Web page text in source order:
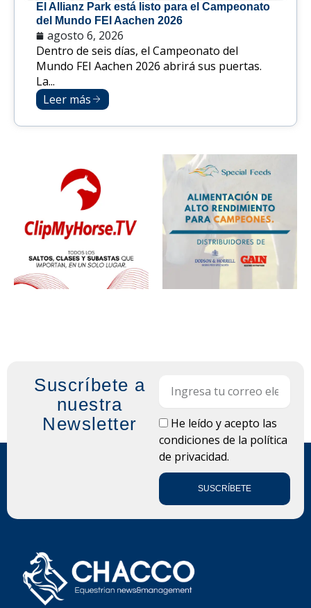
El Allianz Park está listo para el Campeonato
del Mundo FEI Aachen 2026
agosto 6, 2026
Dentro de seis días, el Campeonato del
Mundo FEI Aachen 2026 abrirá sus puertas.
La...
Leer más
Suscríbete a
nuestra
Newsletter
LOPDHe leído y acepto las
condiciones de la política
de privacidad.
SUSCRÍBETE